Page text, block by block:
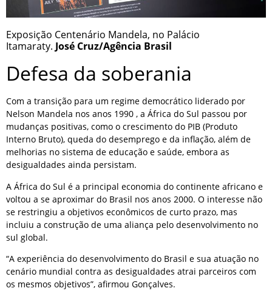
Exposição Centenário Mandela, no Palácio
Itamaraty. José Cruz/Agência Brasil
Defesa da soberania
Com a transição para um regime democrático liderado por
Nelson Mandela nos anos 1990 , a África do Sul passou por
mudanças positivas, como o crescimento do PIB (Produto
Interno Bruto), queda do desemprego e da inflação, além de
melhorias no sistema de educação e saúde, embora as
desigualdades ainda persistam.
A África do Sul é a principal economia do continente africano e
voltou a se aproximar do Brasil nos anos 2000. O interesse não
se restringiu a objetivos econômicos de curto prazo, mas
incluiu a construção de uma aliança pelo desenvolvimento no
sul global.
“A experiência do desenvolvimento do Brasil e sua atuação no
cenário mundial contra as desigualdades atrai parceiros com
os mesmos objetivos”, afirmou Gonçalves.